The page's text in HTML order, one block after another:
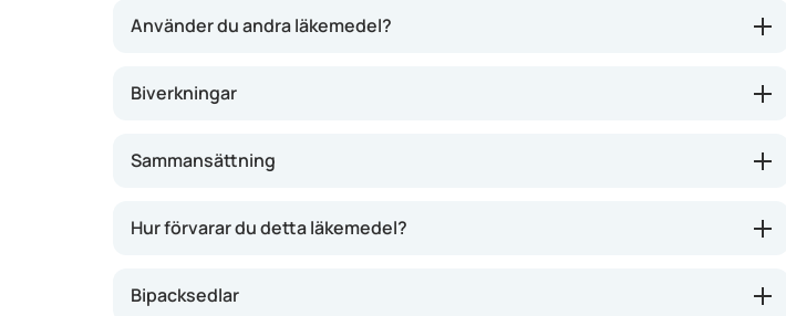
Använder du andra läkemedel?
Biverkningar
Sammansättning
Hur förvarar du detta läkemedel?
Bipacksedlar